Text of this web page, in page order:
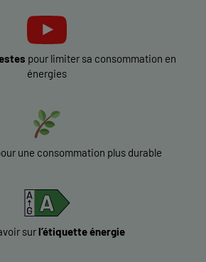
pour limiter sa consommation en
énergies
une consommation plus durable
surl’étiquette énergie